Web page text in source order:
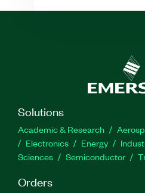
Solutions
Academic & Research
Electronics
Energy
Sciences
Semiconductor
Orders